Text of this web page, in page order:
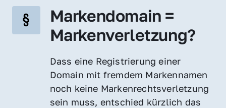
Markendomain =
Markenverletzung?
Dass eine Registrierung einer
Domain mit fremdem Markennamen
noch keine Markenrechtsverletzung
sein muss, entschied kürzlich das